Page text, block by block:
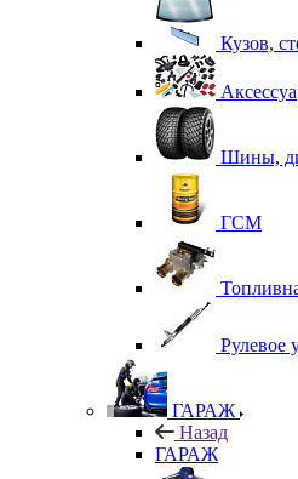
Кузов,
Шины,
ГСМ
Рулевое
ГАРАЖ
Назад
ГАРАЖ